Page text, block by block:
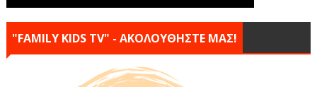
"FAMILY KIDS TV" - ΑΚΟΛΟΥΘΗΣΤΕ ΜΑΣ!